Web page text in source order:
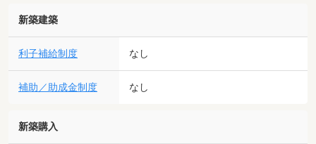
新築建築
利子補給制度 なし
補助／助成金制度 なし
新築購入